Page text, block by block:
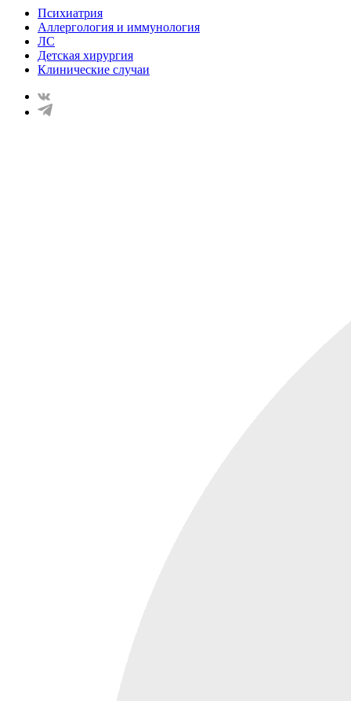
Психиатрия
Аллергология и иммунология
ЛС
Детская хирургия
Клинические случаи